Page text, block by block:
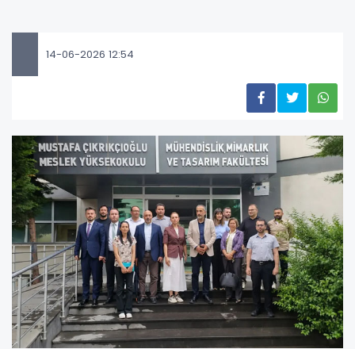
14-06-2026 12:54